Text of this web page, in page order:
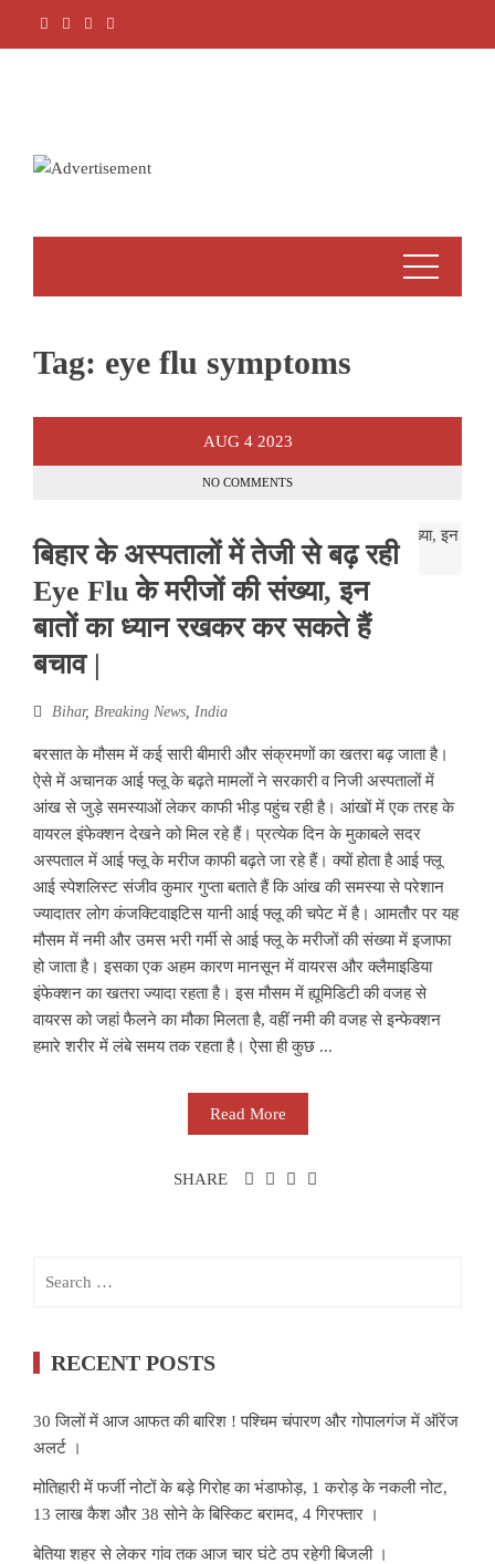
Tag: eye flu symptoms
AUG 4 2023
NO COMMENTS
बिहार के अस्पतालों में तेजी से बढ़ रही
Eye Flu के मरीजों की संख्या, इन
बातों का ध्यान रखकर कर सकते हैं
बचाव |
Bihar, Breaking News India
बरसात के मौसम में कई सारी बीमारी और संक्रमणों का खतरा बढ़ जाता है।
ऐसे में अचानक आई फ्लू के बढ़ते मामलों ने सरकारी व निजी अस्पतालों में
आंख से जुड़े समस्याओं लेकर काफी भीड़ पहुंच रही है। आंखों में एक तरह के
वायरल इंफेक्शन देखने को मिल रहे हैं। प्रत्येक दिन के मुकाबले सदर
अस्पताल में आई फ्लू के मरीज काफी बढ़ते जा रहे हैं। क्यों होता है आई फ्लू
आई स्पेशलिस्ट संजीव कुमार गुप्ता बताते हैं कि आंख की समस्या से परेशान
ज्यादातर लोग कंजक्टिवाइटिस यानी आई फ्लू की चपेट में है। आमतौर पर यह
मौसम में नमी और उमस भरी गर्मी से आई फ्लू के मरीजों की संख्या में इजाफा
हो जाता है। इसका एक अहम कारण मानसून में वायरस और क्लैमाइडिया
इंफेक्शन का खतरा ज्यादा रहता है। इस मौसम में ह्यूमिडिटी की वजह से
वायरस को जहां फैलने का मौका मिलता है, वहीं नमी की वजह से इन्फेक्शन
हमारे शरीर में लंबे समय तक रहता है। ऐसा ही कुछ ...
Read More
SHARE
RECENT POSTS
30 जिलों में आज आफत की बारिश ! पश्चिम चंपारण और गोपालगंज में ऑरेंज
अलर्ट ।
मोतिहारी में फर्जी नोटों के बड़े गिरोह का भंडाफोड़, 1 करोड़ के नकली नोट,
13 लाख कैश और 38 सोने के बिस्किट बरामद, 4 गिरफ्तार ।
बेतिया शहर से लेकर गांव तक आज चार घंटे ठप रहेगी बिजली ।